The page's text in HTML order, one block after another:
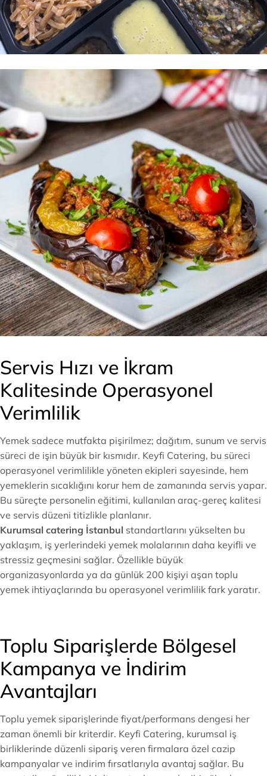
Servis Hızı ve İkram
Kalitesinde Operasyonel
Verimlilik
Yemek sadece mutfakta pişirilmez; dağıtım, sunum ve servis
süreci de işin büyük bir kısmıdır. Keyfi Catering, bu süreci
operasyonel verimlilikle yöneten ekipleri sayesinde, hem
yemeklerin sıcaklığını korur hem de zamanında servis yapar.
Bu süreçte personelin eğitimi, kullanılan araç-gereç kalitesi
ve servis düzeni titizlikle planlanır.
Kurumsal catering İstanbul standartlarını yükselten bu
yaklaşım, iş yerlerindeki yemek molalarının daha keyifli ve
stressiz geçmesini sağlar. Özellikle büyük
organizasyonlarda ya da günlük 200 kişiyi aşan toplu
yemek ihtiyaçlarında bu operasyonel verimlilik fark yaratır.
Toplu Siparişlerde Bölgesel
Kampanya ve İndirim
Avantajları
Toplu yemek siparişlerinde fiyat/performans dengesi her
zaman önemli bir kriterdir. Keyfi Catering, kurumsal iş
birliklerinde düzenli sipariş veren firmalara özel cazip
kampanyalar ve indirim fırsatlarıyla avantaj sağlar. Bu